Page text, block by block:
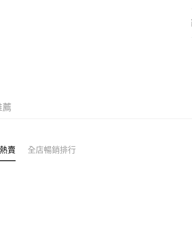
薦
賣 全店暢銷排行